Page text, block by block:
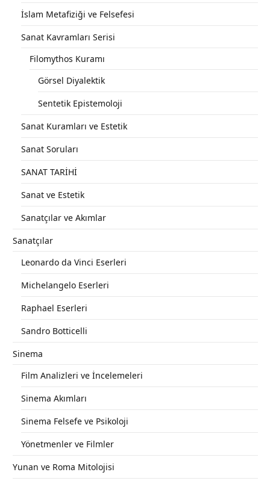
İslam Metafiziği ve Felsefesi
Sanat Kavramları Serisi
Filomythos Kuramı
Görsel Diyalektik
Sentetik Epistemoloji
Sanat Kuramları ve Estetik
Sanat Soruları
SANAT TARİHİ
Sanat ve Estetik
Sanatçılar ve Akımlar
Sanatçılar
Leonardo da Vinci Eserleri
Michelangelo Eserleri
Raphael Eserleri
Sandro Botticelli
Sinema
Film Analizleri ve İncelemeleri
Sinema Akımları
Sinema Felsefe ve Psikoloji
Yönetmenler ve Filmler
Yunan ve Roma Mitolojisi